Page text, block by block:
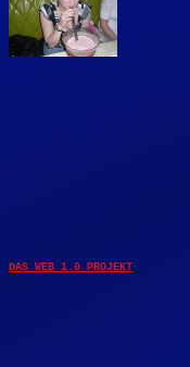
DAS WEB 1.0 PROJEKT